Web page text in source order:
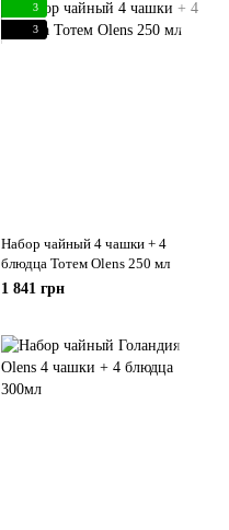
3
3
Набор чайный 4 чашки + 4
блюдца Тотем Olens 250 мл
1 841 грн